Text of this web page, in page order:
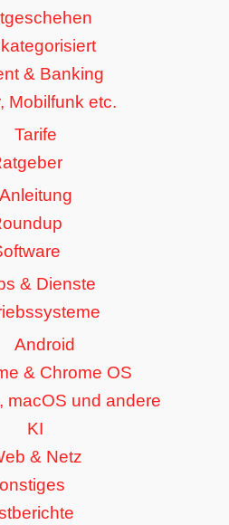
& Banking
Mobilfunk etc.
Tarife
Anleitung
& Dienste
Android
& Chrome OS
macOS und andere
KI
& Netz